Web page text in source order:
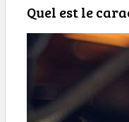
Quel est le